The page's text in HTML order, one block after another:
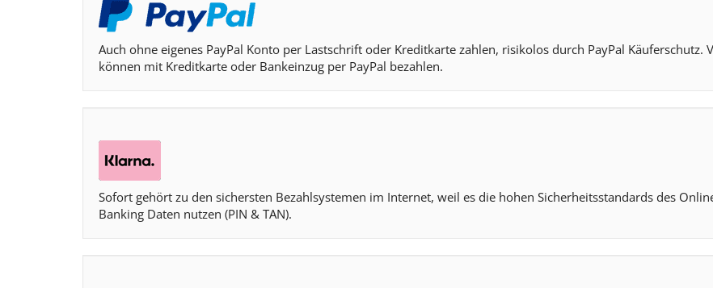
Auch ohne eigenes PayPal Konto per Lastschrift oder Kreditkarte zahlen, risikolos durch PayPal Käuferschutz.
können mit Kreditkarte oder Bankeinzug per PayPal bezahlen.
Sofort gehört zu den sichersten Bezahlsystemen im Internet, weil es die hohen Sicherheitsstandards des
Banking Daten nutzen (PIN & TAN).